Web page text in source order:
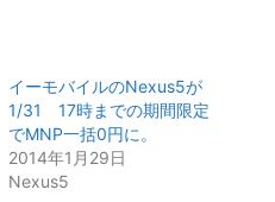
イーモバイルのNexus5が
1/31 17時までの期間限定
でMNP一括0円に。
2014年1月29日
Nexus5